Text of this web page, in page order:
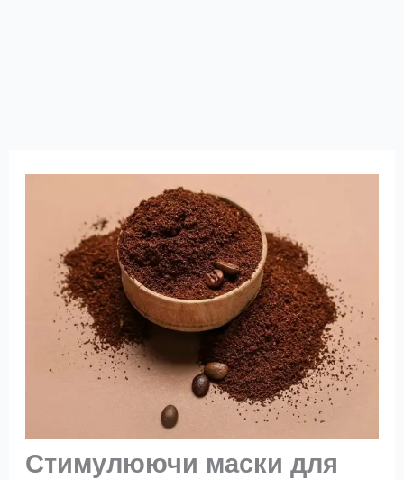
Стимулюючи маски для